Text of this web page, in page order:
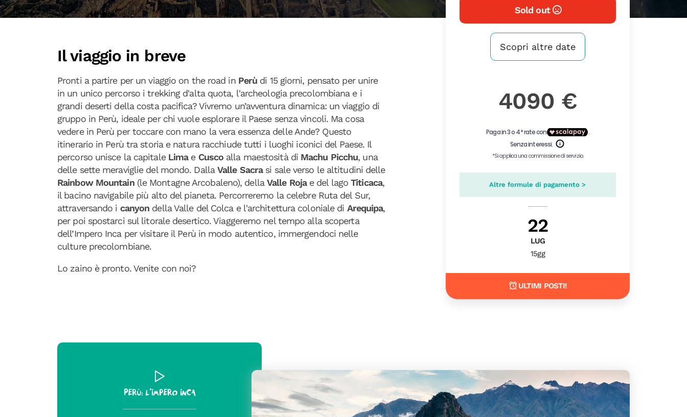
Il viaggio in breve
Pronti a partire per un viaggio on the road inPerù di 15 giorni, pensato per unire
in un unico percorso i trekking d'alta quota, l'archeologia precolombiana e i
grandi deserti della costa pacifica? Vivremo un’avventura dinamica: un viaggio di
gruppo in Perù, ideale per chi vuole esplorare il Paese senza vincoli. Ma cosa
vedere in Perù per toccare con mano la vera essenza delle Ande? Questo
itinerario in Perù tra storia e natura racchiude tutti i luoghi iconici del Paese. Il
percorso unisce la capitale Lima e Cusco alla maestosità di Machu Picchu, una
delle sette meraviglie del mondo. DallaValle Sacrasi sale verso le altitudini delle
Rainbow Mountain (le Montagne Arcobaleno), della Valle Rojae del lagoTiticaca,
il bacino navigabile più alto del pianeta. Percorreremo la celebre Ruta del Sur,
attraversando i canyon della Valle del Colca e l'architettura coloniale di Arequipa,
per poi spostarci sul litorale desertico. Viaggeremo nel tempo alla scoperta
dell’Impero Inca per visitare il Perù in modo autentico, immergendoci nelle
culture precolombiane.
Lo zaino è pronto. Venite con noi?
Sold out
Scopri altre date
4090 €
Altre formule di pagamento >
22
LUG
15gg
ULTIMI POSTI!
Perù: l’Impero Inca